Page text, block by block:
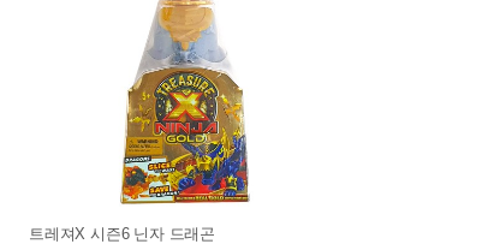
트레져X 시즌6 닌자 드래곤